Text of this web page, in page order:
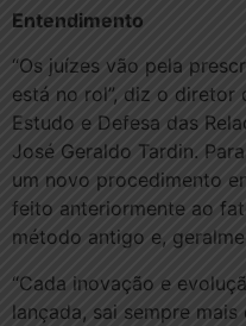
Entendimento
“Os juízes vão pela
está no rol”, diz o
Estudo e Defesa das
José Geraldo Tardin.
um novo procedimento
feito anteriormente ao
método antigo e,
“Cada inovação e
lançada, sai sempre